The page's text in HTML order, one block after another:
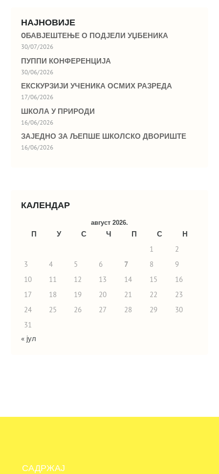
НАЈНОВИЈЕ
OБАВЈЕШТЕЊЕ О ПОДЈЕЛИ УЏБЕНИКА
30/07/2026
ПУППИ КОНФЕРЕНЦИЈА
30/06/2026
ЕКСКУРЗИЈИ УЧЕНИКА ОСМИХ РАЗРЕДА
17/06/2026
ШКОЛА У ПРИРОДИ
16/06/2026
ЗАЈЕДНО ЗА ЉЕПШЕ ШКОЛСКО ДВОРИШТЕ
16/06/2026
КАЛЕНДАР
август 2026.
П У С Ч П С
Н
1
2
3
4 5 6 7 8
9
10
11 12 13 14 15
16
17
18 19 20 21 22
23
24
25 26 27 28 29
30
31
« јул
САДРЖАЈ